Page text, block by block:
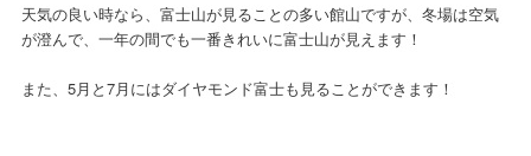
天気の良い時なら、富士山が見ることの多い館山ですが、冬場は空気
が澄んで、一年の間でも一番きれいに富士山が見えます！
また、5月と7月にはダイヤモンド富士も見ることができます！